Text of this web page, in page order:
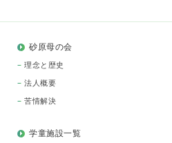
砂原母の会
理念と歴史
法人概要
苦情解決
学童施設一覧